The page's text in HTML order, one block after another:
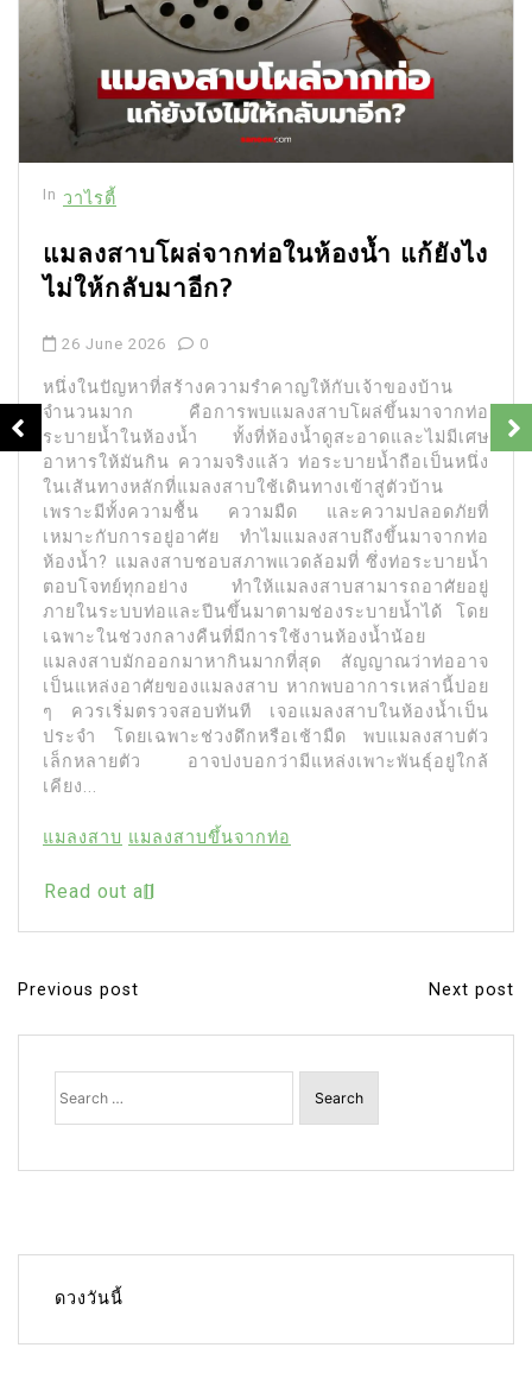
In วาไรตี้
แมลงสาบโผล่จากท่อในห้องน้ำ แก้ยังไง
ไม่ให้กลับมาอีก?
26 June 2026 0
หนึ่งในปัญหาที่สร้างความรำคาญให้กับเจ้าของบ้าน
จำนวนมาก คือการพบแมลงสาบโผล่ขึ้นมาจากท่อ
ระบายน้ำในห้องน้ำ ทั้งที่ห้องน้ำดูสะอาดและไม่มีเศษ
อาหารให้มันกิน ความจริงแล้ว ท่อระบายน้ำถือเป็นหนึ่ง
ในเส้นทางหลักที่แมลงสาบใช้เดินทางเข้าสู่ตัวบ้าน
เพราะมีทั้งความชื้น ความมืด และความปลอดภัยที่
เหมาะกับการอยู่อาศัย ทำไมแมลงสาบถึงขึ้นมาจากท่อ
ห้องน้ำ? แมลงสาบชอบสภาพแวดล้อมที่ ซึ่งท่อระบายน้ำ
ตอบโจทย์ทุกอย่าง ทำให้แมลงสาบสามารถอาศัยอยู่
ภายในระบบท่อและปีนขึ้นมาตามช่องระบายน้ำได้ โดย
เฉพาะในช่วงกลางคืนที่มีการใช้งานห้องน้ำน้อย
แมลงสาบมักออกมาหากินมากที่สุด สัญญาณว่าท่ออาจ
เป็นแหล่งอาศัยของแมลงสาบ หากพบอาการเหล่านี้บ่อย
ๆ ควรเริ่มตรวจสอบทันที เจอแมลงสาบในห้องน้ำเป็น
ประจำ โดยเฉพาะช่วงดึกหรือเช้ามืด พบแมลงสาบตัว
เล็กหลายตัว อาจบ่งบอกว่ามีแหล่งเพาะพันธุ์อยู่ใกล้
เคียง...
แมลงสาบ แมลงสาบขึ้นจากท่อ
Read out all
P
o
i
Previous post Next post
Search
for:
ดวงวันนี้